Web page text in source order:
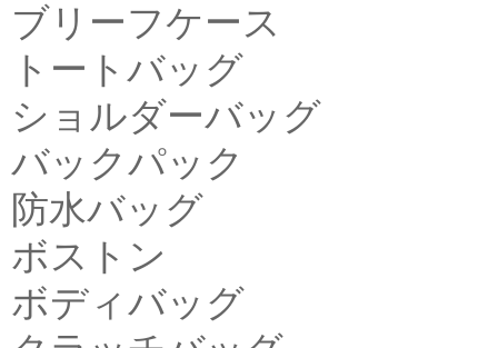
ブリーフケース
トートバッグ
ショルダーバッグ
バックパック
防水バッグ
ボストン
ボディバッグ